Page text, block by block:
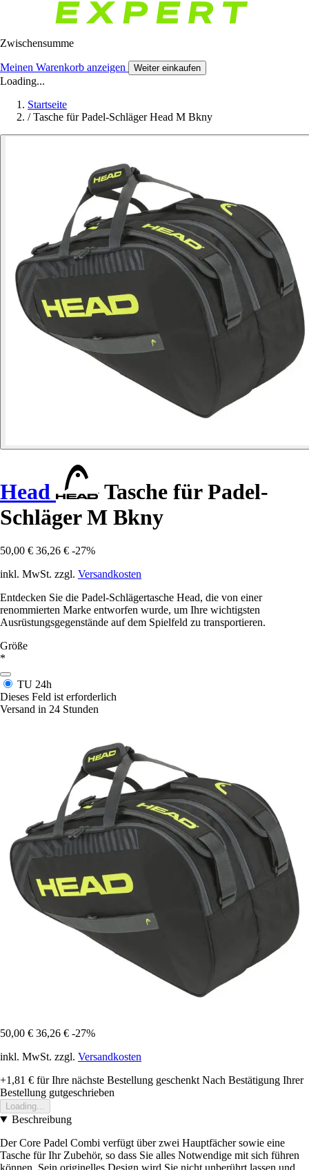
Zwischensumme
Meinen Warenkorb anzeigen Weiter einkaufen
Loading...
Startseite
/ Tasche für Padel-Schläger Head M Bkny
Head
Tasche für Padel-
Schläger M Bkny
50,00 € 36,26 € -27%
inkl. MwSt. zzgl. Versandkosten
Entdecken Sie die Padel-Schlägertasche Head, die von einer
renommierten Marke entworfen wurde, um Ihre wichtigsten
Ausrüstungsgegenstände auf dem Spielfeld zu transportieren.
Größe
*
TU 24h
Dieses Feld ist erforderlich
Versand in 24 Stunden
50,00 € 36,26 € -27%
inkl. MwSt. zzgl. Versandkosten
+1,81 € für Ihre nächste Bestellung geschenkt Nach Bestätigung Ihrer
Bestellung gutgeschrieben
Loading...
Beschreibung
Der Core Padel Combi verfügt über zwei Hauptfächer sowie eine
Tasche für Ihr Zubehör, so dass Sie alles Notwendige mit sich führen
können. Sein originelles Design wird Sie nicht unberührt lassen und